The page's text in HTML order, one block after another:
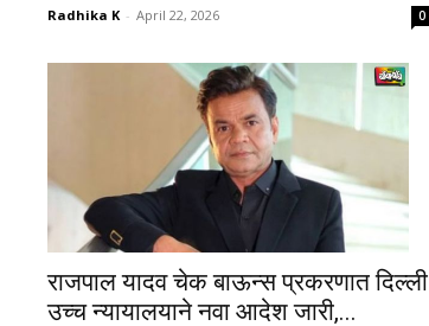
Radhika K - April 22, 2026 0
राजपाल यादव चेक बाऊन्स प्रकरणात दिल्ली
उच्च न्यायालयाने नवा आदेश जारी,...